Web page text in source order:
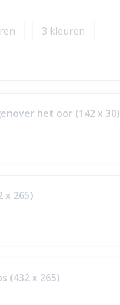
3
het oor (142 x 30)
x 265)
(432 x 265)